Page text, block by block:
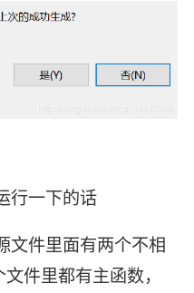
行一下的话
文件里面有两个不相
件里都有主函数，